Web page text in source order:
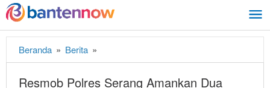
Lewati
ke
konten
Beranda » Berita »
Polres
Serang
Resmob Polres Serang Amankan Dua